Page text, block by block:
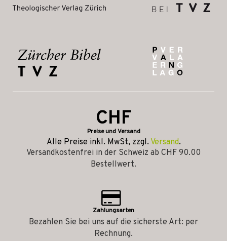
CHF
Preise und Versand
Alle Preise inkl. MwSt, zzgl. Versand.
Versandkostenfrei in der Schweiz ab CHF 90.00
Bestellwert.
Zahlungsarten
Bezahlen Sie bei uns auf die sicherste Art: per
Rechnung.